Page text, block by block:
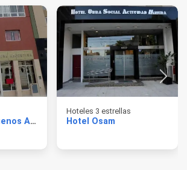
Hotel AOMA Buenos Aires
Hoteles 3 estrellas
Hotel Osam